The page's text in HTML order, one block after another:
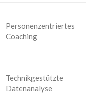
Personenzentriertes
Coaching
Technikgestützte
Datenanalyse